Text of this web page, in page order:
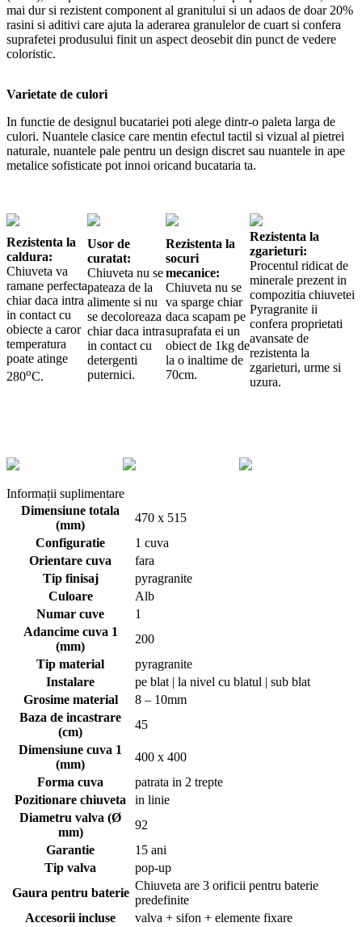
mai dur si rezistent component al granitului si un adaos de doar 20%
rasini si aditivi care ajuta la aderarea granulelor de cuart si confera
suprafetei produsului finit un aspect deosebit din punct de vedere
coloristic.
Varietate de culori
In functie de designul bucatariei poti alege dintr-o paleta larga de
culori. Nuantele clasice care mentin efectul tactil si vizual al pietrei
naturale, nuantele pale pentru un design discret sau nuantele in ape
metalice sofisticate pot innoi oricand bucataria ta.
Rezistenta la
caldura:
Chiuveta va
ramane perfecta
chiar daca intra
in contact cu
obiecte a caror
temperatura
poate atinge
280oC.
Usor de
curatat:
Chiuveta nu se
pateaza de la
alimente si nu
se decoloreaza
chiar daca intra
in contact cu
detergenti
puternici.
Rezistenta la
socuri
mecanice:
Chiuveta nu se
va sparge chiar
daca scapam pe
suprafata ei un
obiect de 1kg de
la o inaltime de
70cm.
Rezistenta la
zgarieturi:
Procentul ridicat de
minerale prezent in
compozitia chiuvetei
Pyragranite ii
confera proprietati
avansate de
rezistenta la
zgarieturi, urme si
uzura.
Informații suplimentare
Dimensiune totala
(mm)
470 x 515
Configuratie
1 cuva
Orientare cuva
fara
Tip finisaj
pyragranite
Culoare
Alb
Numar cuve
1
Adancime cuva 1
(mm)
200
Tip material
pyragranite
Instalare
pe blat | la nivel cu blatul | sub blat
Grosime material
8 – 10mm
Baza de incastrare
(cm)
45
Dimensiune cuva 1
(mm)
400 x 400
Forma cuva
patrata in 2 trepte
Pozitionare chiuveta
in linie
Diametru valva (Ø
mm)
92
Garantie
15 ani
Tip valva
pop-up
Gaura pentru baterie
Chiuveta are 3 orificii pentru baterie
predefinite
Accesorii incluse
valva + sifon + elemente fixare